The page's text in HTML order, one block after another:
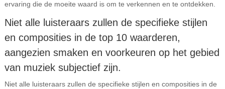
ervaring die de moeite waard is om te verkennen en te ontdekken.
Niet alle luisteraars zullen de specifieke stijlen
en composities in de top 10 waarderen,
aangezien smaken en voorkeuren op het gebied
van muziek subjectief zijn.
Niet alle luisteraars zullen de specifieke stijlen en composities in de